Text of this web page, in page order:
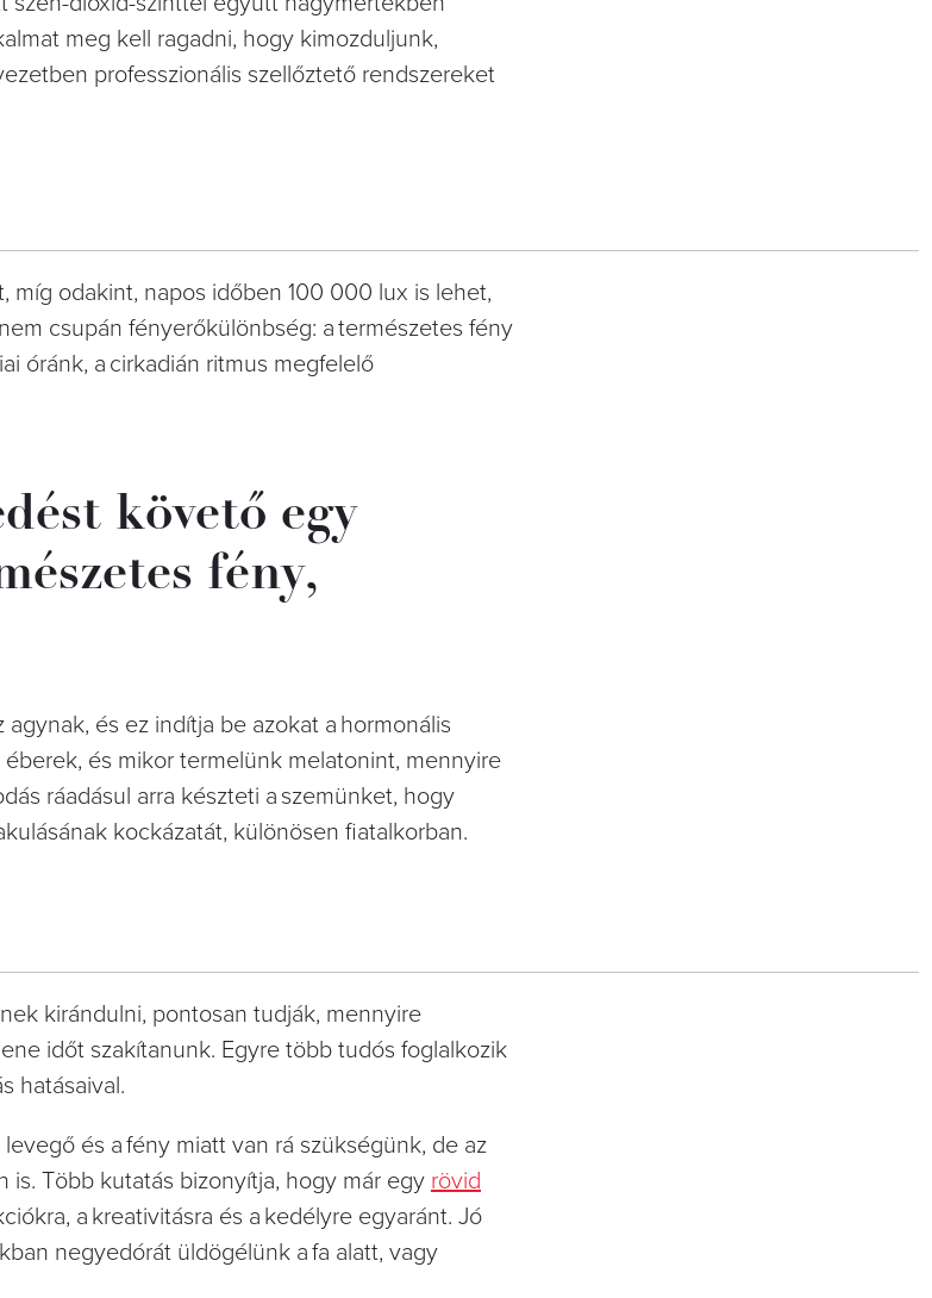
meg kell ragadni, hogy kimozduljunk,
professzionális szellőztető rendszereket
odakint, napos időben 100 000 lux is lehet,
csupán fényerőkülönbség: a természetes fény
óránk, a cirkadián ritmus megfelelő
követő egy
fény,
és ez indítja be azokat a hormonális
és mikor termelünk melatonint, mennyire
ráadásul arra készteti a szemünket, hogy
kockázatát, különösen fiatalkorban.
kirándulni, pontosan tudják, mennyire
időt szakítanunk. Egyre több tudós foglalkozik
hatásaival.
és a fény miatt van rá szükségünk, de az
Több kutatás bizonyítja, hogy már egy rövid
a kreativitásra és a kedélyre egyaránt. Jó
negyedórát üldögélünk a fa alatt, vagy